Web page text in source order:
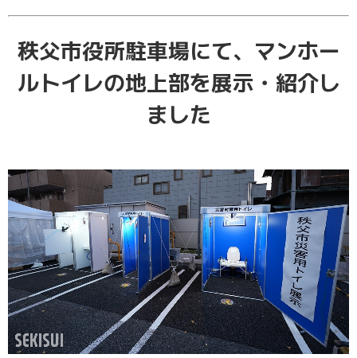
秩父市役所駐車場にて、 マンホー
ルトイレの地上部を展示・紹介し
ました